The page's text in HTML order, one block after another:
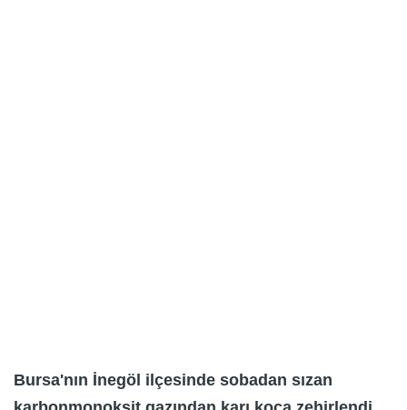
Bursa'nın İnegöl ilçesinde sobadan sızan